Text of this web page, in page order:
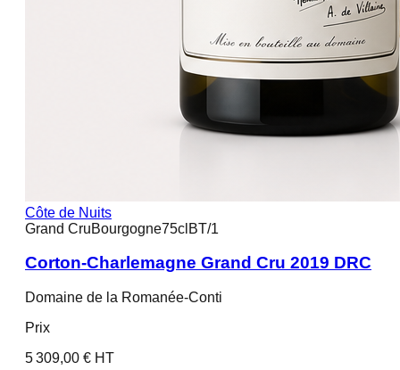
Côte de Nuits
Grand CruBourgogne75cl BT/1
Corton-Charlemagne Grand Cru 2019 DRC
Domaine de la Romanée-Conti
Prix
5 309,00 € HT